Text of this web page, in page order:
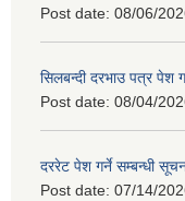
Post date: 08/06/
सिलबन्दी दरभाउ पत्र पेश
Post date: 08/04/
दररेट पेश गर्ने सम्बन्धी
Post date: 07/14/